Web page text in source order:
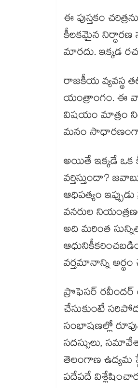
ఈ పుస్తకం
కీలకమైన నిర్ధారణ
మారదు. ఇక్కడ
రాజకీయ వ్యవస్థ
యంత్రాంగం. ఈ
విషయం మాత్రం
మనం సాధారణంగా
అయితే ఇక్కడే ఒక
వర్తిస్తుందా?
ఆధిపత్యం
వనరుల
అది మరింత
వర్తమానాన్ని
ప్రొఫెసర్ రవీందర్
చేసుకుంటే
సంభాషణల్లో
సదస్సులు,
తెలంగాణ ఉద్యమ
పదేపదే